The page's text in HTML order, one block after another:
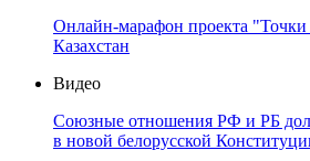
Онлайн-марафон проекта
Казахстан
Видео
Союзные отношения РФ и РБ
в новой белорусской